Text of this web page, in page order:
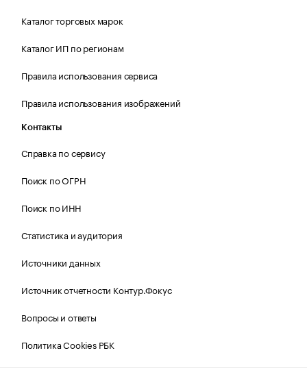
Каталог торговых марок
Каталог ИП по регионам
Правила использования сервиса
Правила использования изображений
Контакты
Справка по сервису
Поиск по ОГРН
Поиск по ИНН
Статистика и аудитория
Источники данных
Источник отчетности Контур.Фокус
Вопросы и ответы
Политика Cookies РБК